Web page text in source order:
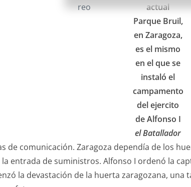
actual
Parque Bruil,
en Zaragoza,
es el mismo
en el que se
instaló el
campamento
del ejercito
de Alfonso I
el Batallador
de comunicación. Zaragoza dependía de los
entrada de suministros. Alfonso I ordenó la
la devastación de la huerta zaragozana,